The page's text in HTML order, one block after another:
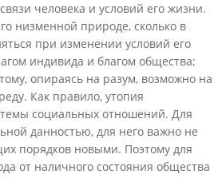
человека и условий его жизни.
низменной природе, сколько в
при изменении условий его
индивида и благом общества;
опираясь на разум, возможно на
Как правило, утопия
социальных отношений. Для
данностью, для него важно не
порядков новыми. Поэтому для
от наличного состояния общества